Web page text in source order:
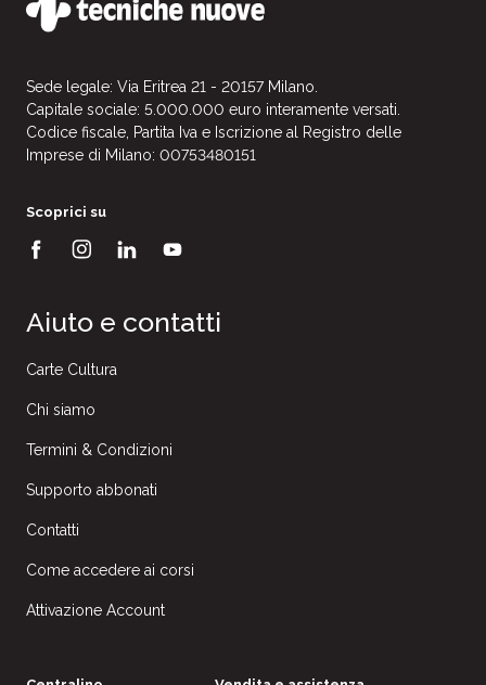
Sede legale: Via Eritrea 21 - 20157 Milano.
Capitale sociale: 5.000.000 euro interamente versati.
Codice fiscale, Partita Iva e Iscrizione al Registro delle
Imprese di Milano: 00753480151
Scoprici su
Aiuto e contatti
Carte Cultura
Chi siamo
Termini & Condizioni
Supporto abbonati
Contatti
Come accedere ai corsi
Attivazione Account